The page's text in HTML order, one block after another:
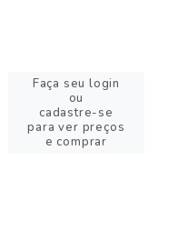
Faça seu login
ou
cadastre-se
para ver preços
e comprar